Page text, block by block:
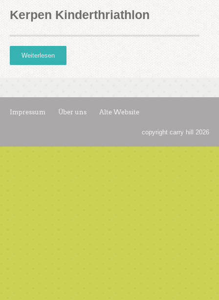
Kerpen Kinderthriathlon
Weiterlesen
Impressum Über uns Alte Website
copyright carry hill 2026